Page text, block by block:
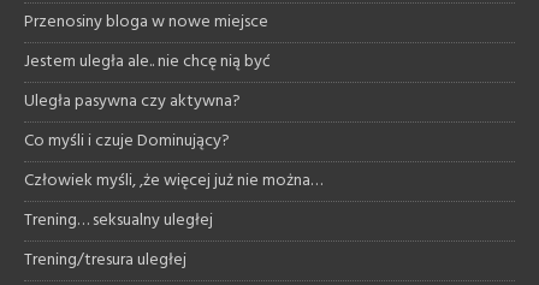
Przenosiny bloga w nowe miejsce
Jestem uległa ale.. nie chcę nią być
Uległa pasywna czy aktywna?
Co myśli i czuje Dominujący?
Człowiek myśli, ,że więcej już nie można…
Trening… seksualny uległej
Trening/tresura uległej